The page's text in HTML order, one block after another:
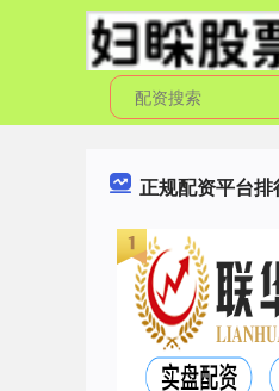
正规配资平台排